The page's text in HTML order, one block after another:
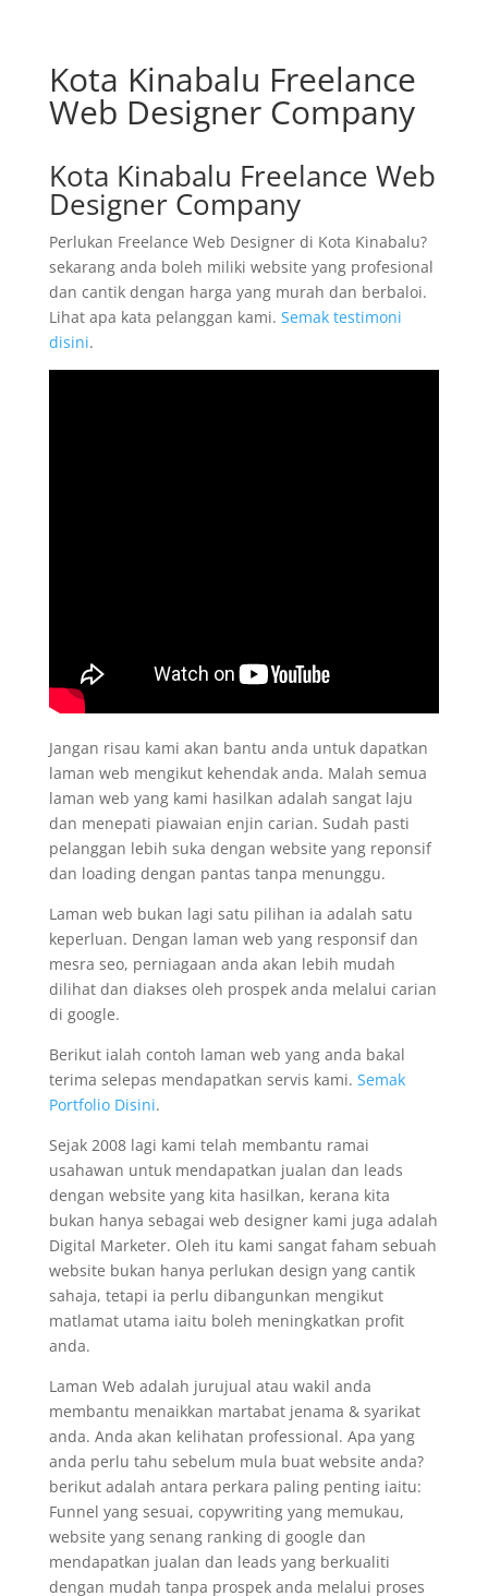
Kota Kinabalu Freelance
Web Designer Company
Kota Kinabalu Freelance Web
Designer Company
Perlukan Freelance Web Designer di Kota Kinabalu?
sekarang anda boleh miliki website yang profesional
dan cantik dengan harga yang murah dan berbaloi.
Lihat apa kata pelanggan kami. Semak testimoni
disini.
Jangan risau kami akan bantu anda untuk dapatkan
laman web mengikut kehendak anda. Malah semua
laman web yang kami hasilkan adalah sangat laju
dan menepati piawaian enjin carian. Sudah pasti
pelanggan lebih suka dengan website yang reponsif
dan loading dengan pantas tanpa menunggu.
Laman web bukan lagi satu pilihan ia adalah satu
keperluan. Dengan laman web yang responsif dan
mesra seo, perniagaan anda akan lebih mudah
dilihat dan diakses oleh prospek anda melalui carian
di google.
Berikut ialah contoh laman web yang anda bakal
terima selepas mendapatkan servis kami. Semak
Portfolio Disini.
Sejak 2008 lagi kami telah membantu ramai
usahawan untuk mendapatkan jualan dan leads
dengan website yang kita hasilkan, kerana kita
bukan hanya sebagai web designer kami juga adalah
Digital Marketer. Oleh itu kami sangat faham sebuah
website bukan hanya perlukan design yang cantik
sahaja, tetapi ia perlu dibangunkan mengikut
matlamat utama iaitu boleh meningkatkan profit
anda.
Laman Web adalah jurujual atau wakil anda
membantu menaikkan martabat jenama & syarikat
anda. Anda akan kelihatan professional. Apa yang
anda perlu tahu sebelum mula buat website anda?
berikut adalah antara perkara paling penting iaitu:
Funnel yang sesuai, copywriting yang memukau,
website yang senang ranking di google dan
mendapatkan jualan dan leads yang berkualiti
dengan mudah tanpa prospek anda melalui proses